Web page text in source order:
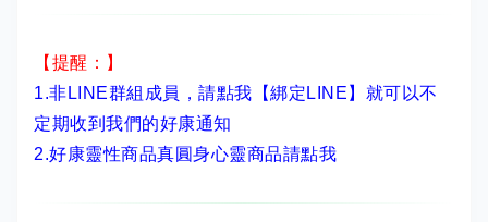
【提醒：】
1.非LINE群組成員， 請點我【綁定LINE】 就可以不
定期收到我們的好康通知
2.好康靈性商品真圓身心靈商品請點我